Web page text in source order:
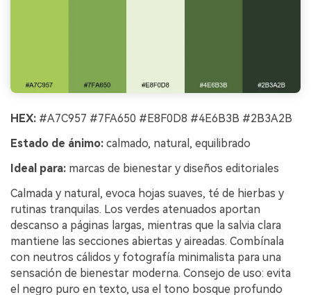
HEX: #A7C957 #7FA650 #E8F0D8 #4E6B3B #2B3A2B
Estado de ánimo: calmado, natural, equilibrado
Ideal para: marcas de bienestar y diseños editoriales
Calmada y natural, evoca hojas suaves, té de hierbas y
rutinas tranquilas. Los verdes atenuados aportan
descanso a páginas largas, mientras que la salvia clara
mantiene las secciones abiertas y aireadas. Combínala
con neutros cálidos y fotografía minimalista para una
sensación de bienestar moderna. Consejo de uso: evita
el negro puro en texto, usa el tono bosque profundo